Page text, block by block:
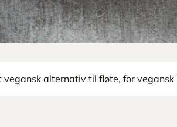
vegansk alternativ til fløte, for vegansk